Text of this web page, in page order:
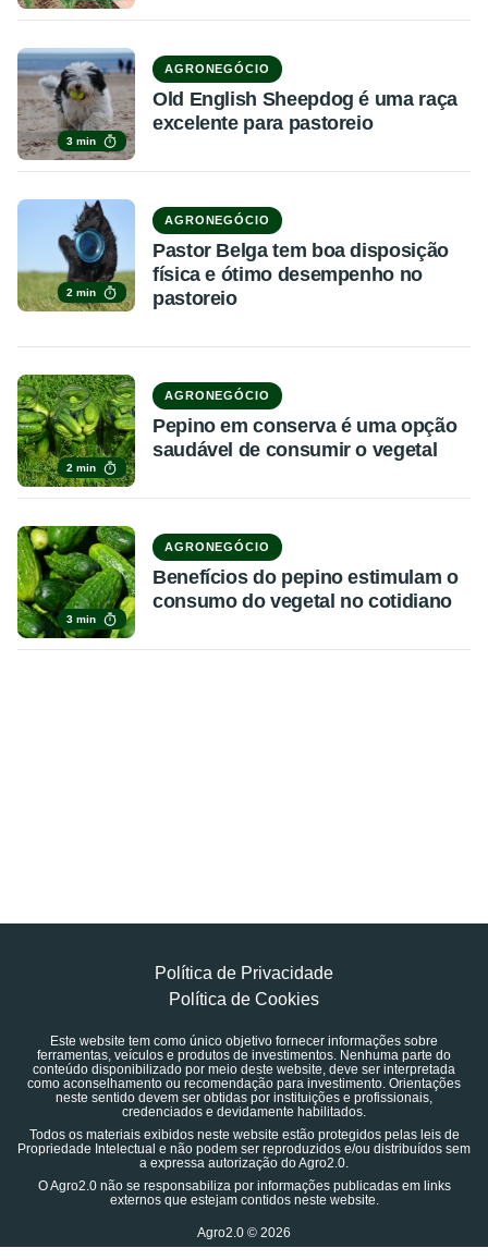
3 min
AGRONEGÓCIO
Old English Sheepdog é uma raça
excelente para pastoreio
2 min
AGRONEGÓCIO
Pastor Belga tem boa disposição
física e ótimo desempenho no
pastoreio
2 min
AGRONEGÓCIO
Pepino em conserva é uma opção
saudável de consumir o vegetal
3 min
AGRONEGÓCIO
Benefícios do pepino estimulam o
consumo do vegetal no cotidiano
Política de Privacidade
Política de Cookies
Este website tem como único objetivo fornecer informações sobre
ferramentas, veículos e produtos de investimentos. Nenhuma parte do
conteúdo disponibilizado por meio deste website, deve ser interpretada
como aconselhamento ou recomendação para investimento. Orientações
neste sentido devem ser obtidas por instituições e profissionais,
credenciados e devidamente habilitados.
Todos os materiais exibidos neste website estão protegidos pelas leis de
Propriedade Intelectual e não podem ser reproduzidos e/ou distribuídos sem
a expressa autorização do Agro2.0.
O Agro2.0 não se responsabiliza por informações publicadas em links
externos que estejam contidos neste website.
Agro2.0 © 2026